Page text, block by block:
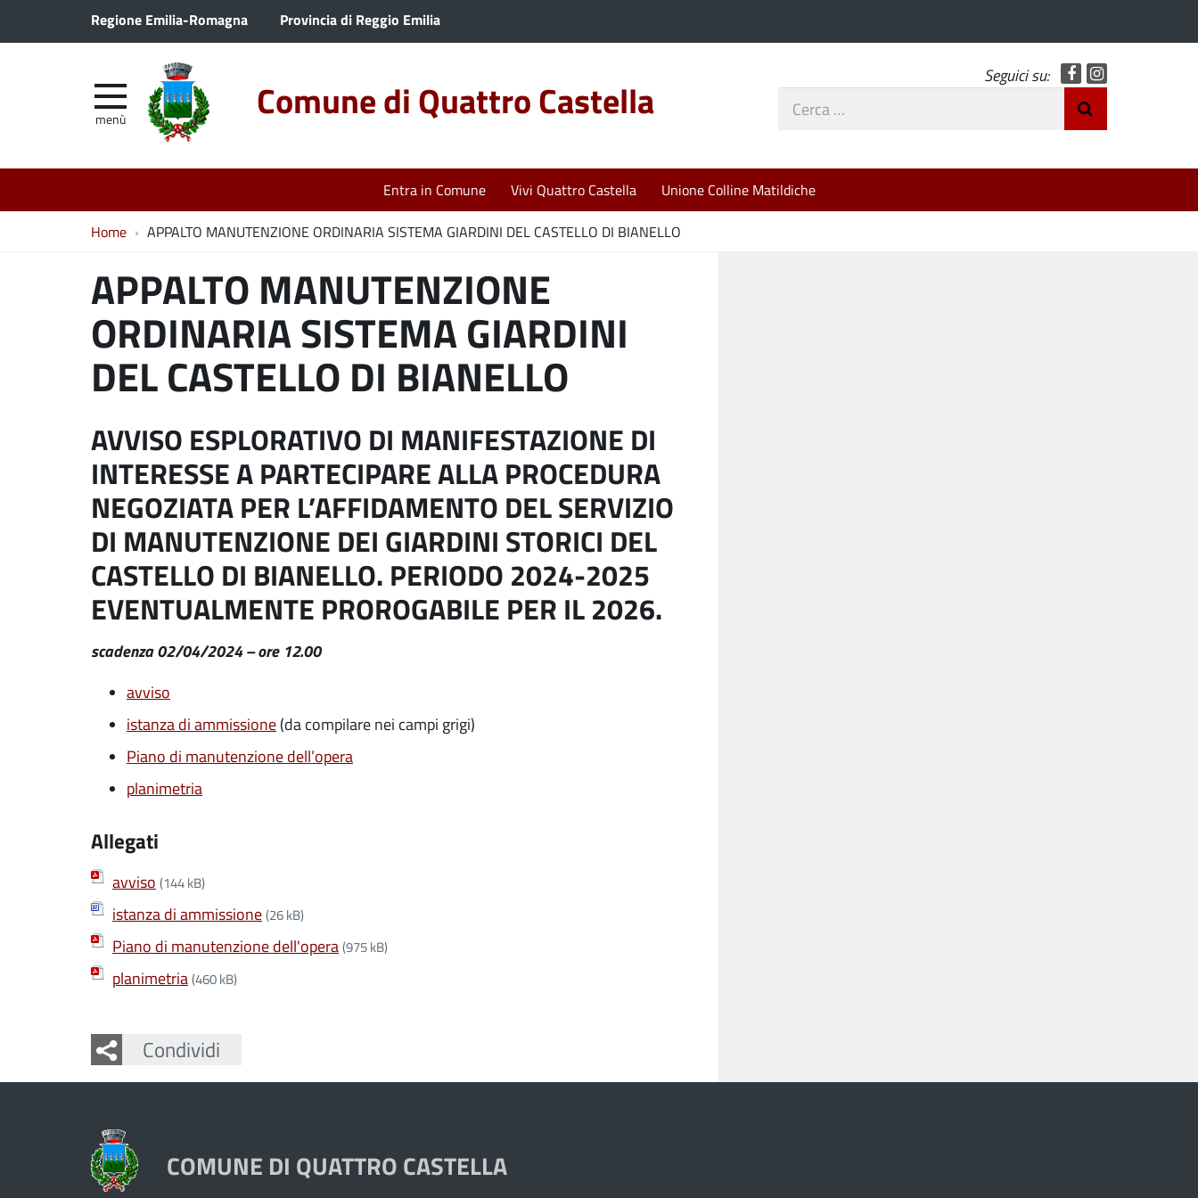
Regione Emilia-Romagna Provincia di Reggio Emilia
Comune di Quattro Castella
menù
Seguici su: Facebook
Cerca
Entra in Comune Vivi Quattro Castella Unione Colline Matildiche
Home APPALTO MANUTENZIONE ORDINARIA SISTEMA GIARDINI DEL CASTELLO DI BIANELLO
APPALTO MANUTENZIONE
ORDINARIA SISTEMA GIARDINI
DEL CASTELLO DI BIANELLO
AVVISO ESPLORATIVO DI MANIFESTAZIONE DI
INTERESSE A PARTECIPARE ALLA PROCEDURA
NEGOZIATA PER L’AFFIDAMENTO DEL SERVIZIO
DI MANUTENZIONE DEI GIARDINI STORICI DEL
CASTELLO DI BIANELLO. PERIODO 2024-2025
EVENTUALMENTE PROROGABILE PER IL 2026.
scadenza 02/04/2024 – ore 12.00
avviso
istanza di ammissione (da compilare nei campi grigi)
Piano di manutenzione dell’opera
planimetria
Allegati
avviso (144 kB)
istanza di ammissione(26 kB)
Piano di manutenzione dell'opera(975 kB)
planimetria(460 kB)
Condividi
Facebook
Twitter
Whatsapp
COMUNE DI QUATTRO CASTELLA